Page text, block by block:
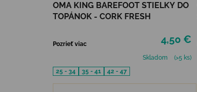
OMA KING BAREFOOT STIELKY DO
TOPÁNOK - CORK FRESH
4,50 €
Pozrieť viac
Skladom
(>5 ks)
25 - 34
35 - 41 42 - 47